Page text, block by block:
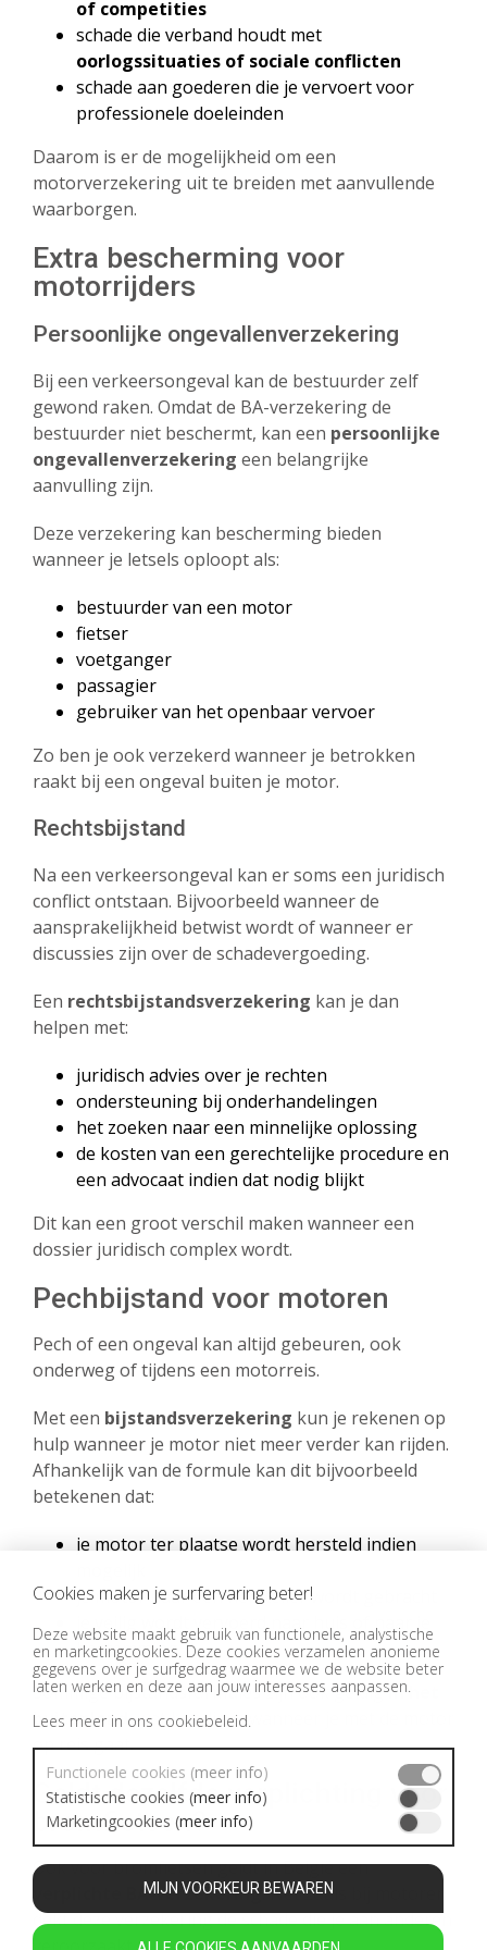
of competities
schade die verband houdt met
oorlogssituaties of sociale conflicten
schade aan goederen die je vervoert voor
professionele doeleinden
Daarom is er de mogelijkheid om een
motorverzekering uit te breiden met aanvullende
waarborgen.
Extra bescherming voor
motorrijders
Persoonlijke ongevallenverzekering
Bij een verkeersongeval kan de bestuurder zelf
gewond raken. Omdat de BA-verzekering de
bestuurder niet beschermt, kan een persoonlijke
ongevallenverzekering een belangrijke
aanvulling zijn.
Deze verzekering kan bescherming bieden
wanneer je letsels oploopt als:
bestuurder van een motor
fietser
voetganger
passagier
gebruiker van het openbaar vervoer
Zo ben je ook verzekerd wanneer je betrokken
raakt bij een ongeval buiten je motor.
Rechtsbijstand
Na een verkeersongeval kan er soms een juridisch
conflict ontstaan. Bijvoorbeeld wanneer de
aansprakelijkheid betwist wordt of wanneer er
discussies zijn over de schadevergoeding.
Een rechtsbijstandsverzekering kan je dan
helpen met:
juridisch advies over je rechten
ondersteuning bij onderhandelingen
het zoeken naar een minnelijke oplossing
de kosten van een gerechtelijke procedure en
een advocaat indien dat nodig blijkt
Dit kan een groot verschil maken wanneer een
dossier juridisch complex wordt.
Pechbijstand voor motoren
Pech of een ongeval kan altijd gebeuren, ook
onderweg of tijdens een motorreis.
Met een bijstandsverzekering kun je rekenen op
hulp wanneer je motor niet meer verder kan rijden.
Afhankelijk van de formule kan dit bijvoorbeeld
betekenen dat:
je motor ter plaatse wordt hersteld indien
je motor naar een hersteller wordt gebracht
je veilig wordt vervoerd naar huis of naar je
bestemming
Sommige bijstandsformules zijn ook geldigin het
buitenland , wat handig is wanneer je met de motor
op reis gaat.
Geldt dezelfde verplichting voor
bromfietsen?
Ook voor bromfietsen geldt in België een
verplichte BA-verzekering. Net zoals bij motoren
dekt deze verzekering de schade die je aan anderen
veroorzaakt.
Cookies maken je surfervaring beter!
Deze website maakt gebruik van functionele, analystische
en marketingcookies. Deze cookies verzamelen anonieme
gegevens over je surfgedrag waarmee we de website beter
laten werken en deze aan jouw interesses aanpassen.
Lees meer in ons cookiebeleid.
Functionele cookies (meer info)
Statistische cookies (meer info)
Marketingcookies (meer info)
MIJN VOORKEUR BEWAREN